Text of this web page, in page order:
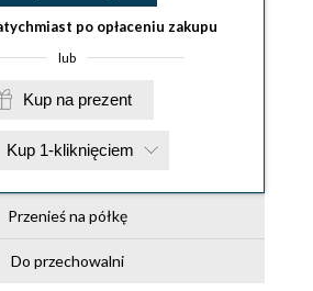
po opłaceniu zakupu
lub
Kup na prezent
Kup 1-kliknięciem
Przenieś na półkę
Do przechowalni